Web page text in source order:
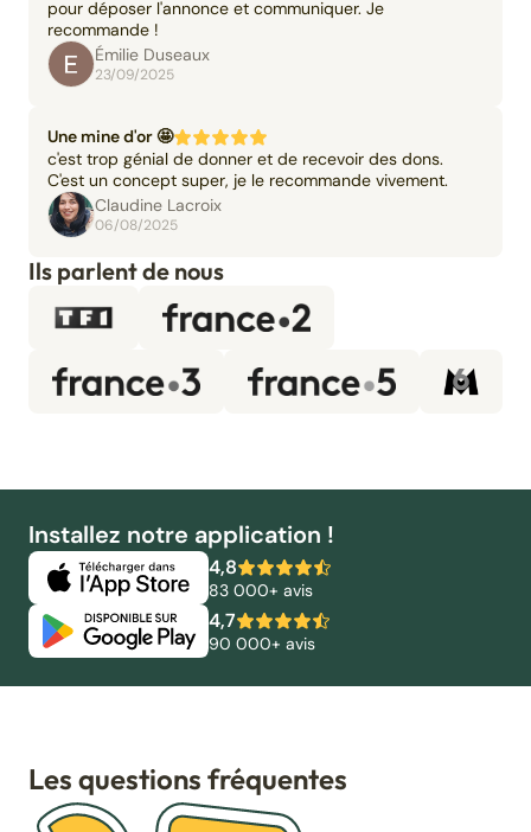
pour déposer l'annonce et communiquer. Je
recommande !
Émilie Duseaux
23/09/2025
Une mine d'or 🤩
c'est trop génial de donner et de recevoir des dons.
C'est un concept super, je le recommande vivement.
Claudine Lacroix
06/08/2025
Ils parlent de nous
Installez notre application !
4,8
83 000+ avis
4,7
90 000+ avis
Les questions fréquentes